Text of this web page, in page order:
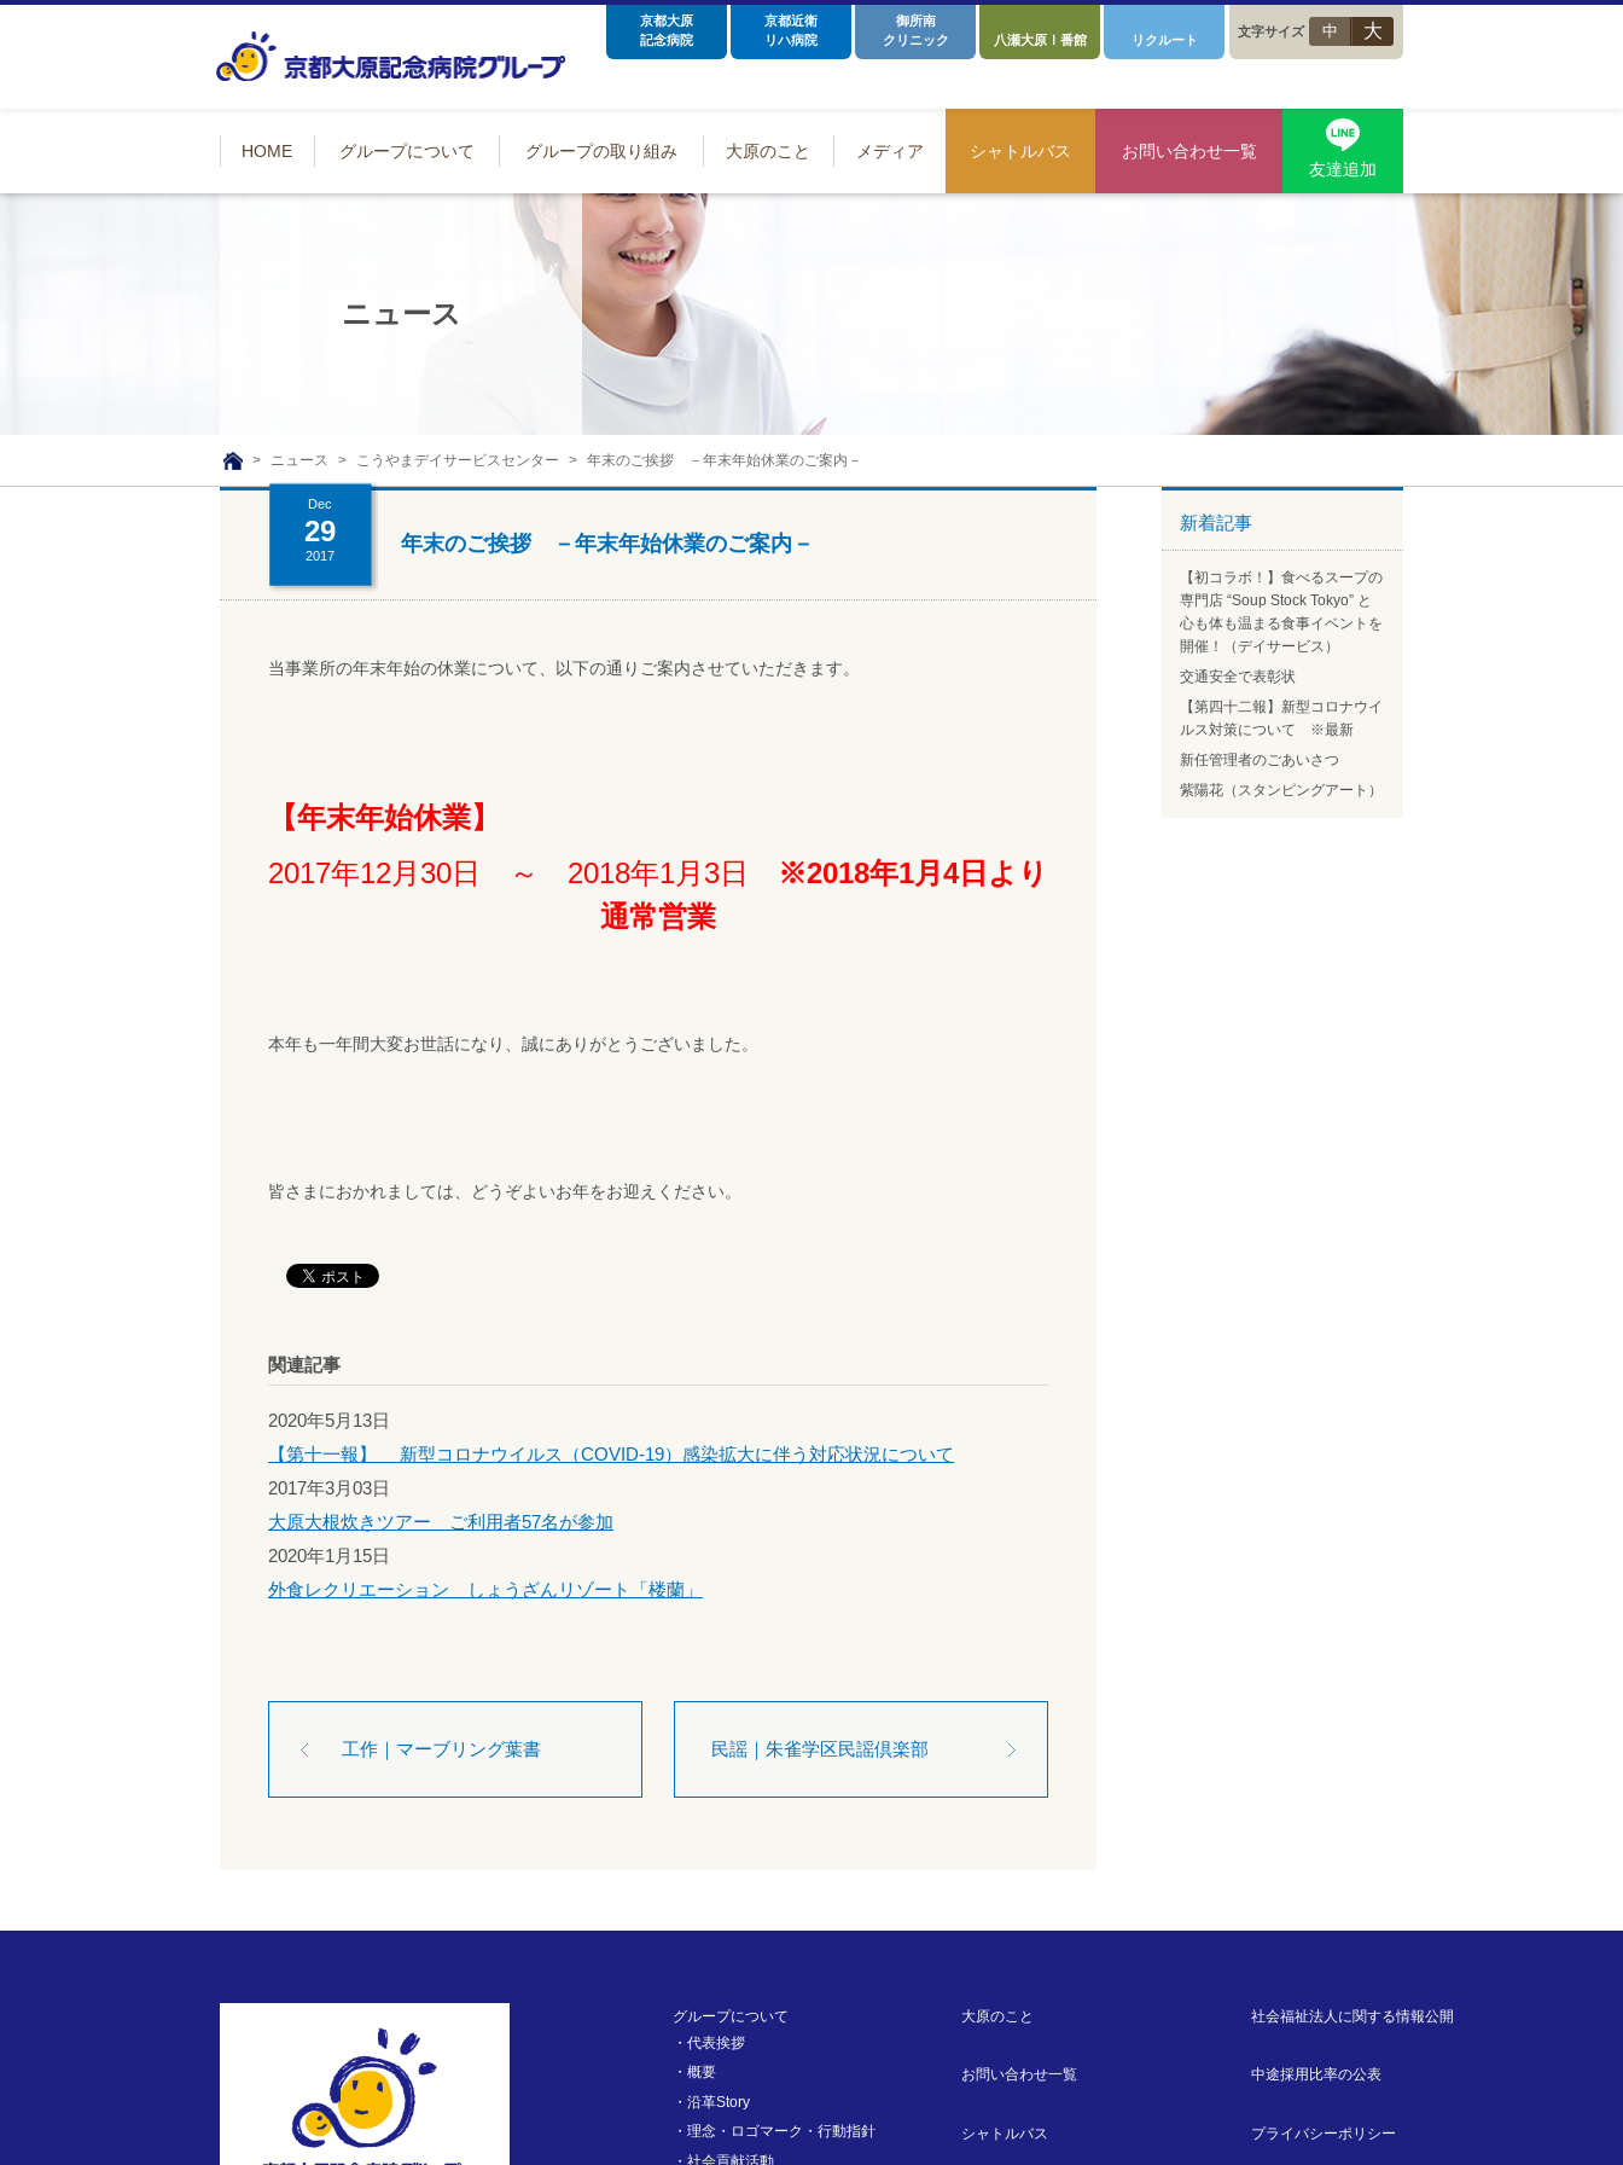
文字サイズ 中 大
HOME グループについて グループの取り組み 大原のこと メディア シャトルバス
お問い合わせ一覧
友達追加
京都大原
記念病院
京都近衛
リハ病院
御所南
クリニック
八瀬大原Ⅰ番館 リクルート
ニュース
TOP
ニュース こうやまデイサービスセンター 年末のご挨拶 －年末年始休業のご案内－
Dec
29
2017
年末のご挨拶 －年末年始休業のご案内－
当事業所の年末年始の休業について、以下の通りご案内させていただきます。
【年末年始休業】
2017年12月30日 ～ 2018年1月3日
※2018年1月4日より
通常営業
本年も一年間大変お世話になり、誠にありがとうございました。
皆さまにおかれましては、どうぞよいお年をお迎えください。
関連記事
2020年5月13日
【第十一報】 新型コロナウイルス（COVID-19）感染拡大に伴う対応状況について
2017年3月03日
大原大根炊きツアー ご利用者57名が参加
2020年1月15日
外食レクリエーション しょうざんリゾート「楼蘭」
工作｜マーブリング葉書 民謡｜朱雀学区民謡倶楽部
新着記事
【初コラボ！】食べるスープの
専門店 “Soup Stock Tokyo” と
心も体も温まる食事イベントを
開催！（デイサービス）
交通安全で表彰状
【第四十二報】新型コロナウイ
ルス対策について ※最新
新任管理者のごあいさつ
紫陽花（スタンピングアート）
グループについて
代表挨拶
概要
沿革Story
理念・ロゴマーク・行動指針
社会貢献活動
大原のこと
お問い合わせ一覧
シャトルバス
社会福祉法人に関する情報公開
中途採用比率の公表
プライバシーポリシー